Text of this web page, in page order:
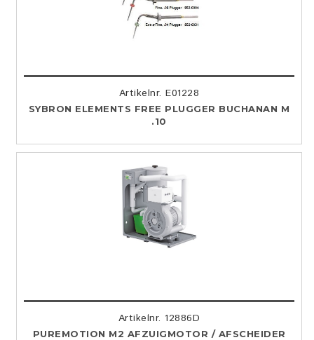
Artikelnr. E01228
SYBRON ELEMENTS FREE PLUGGER BUCHANAN M
.10
Artikelnr. 12886D
PUREMOTION M2 AFZUIGMOTOR / AFSCHEIDER